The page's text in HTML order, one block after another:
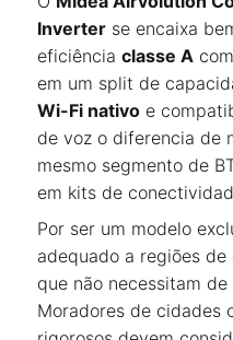
Inverter se encaixa
eficiência classe A
em um split de
Wi-Fi nativo e
de voz o diferencia de
mesmo segmento de
em kits de
Por ser um modelo
adequado a regiões
que não necessitam
Moradores de cidades